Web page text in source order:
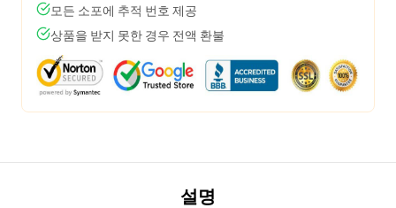
모든 소포에 추적 번호 제공
상품을 받지 못한 경우 전액 환불
설명